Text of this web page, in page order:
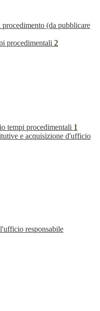
(da pubblicare
procedimentali 2
tempi procedimentali 1
e acquisizione d'ufficio
responsabile